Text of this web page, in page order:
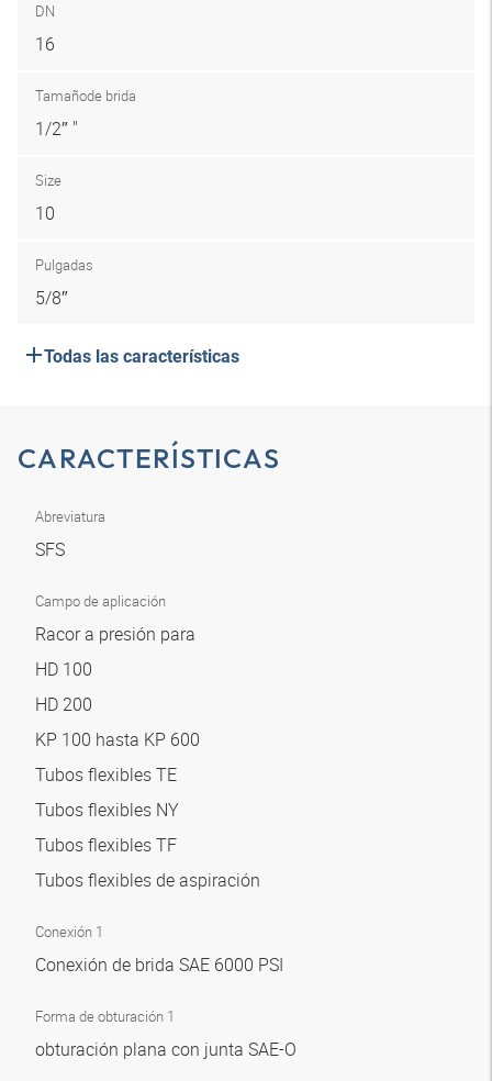
DN
16
Tamañode brida
1/2″ "
Size
10
Pulgadas
5/8″
Todas las características
CARACTERÍSTICAS
Abreviatura
SFS
Campo de aplicación
Racor a presión para
HD 100
HD 200
KP 100 hasta KP 600
Tubos flexibles TE
Tubos flexibles NY
Tubos flexibles TF
Tubos flexibles de aspiración
Conexión 1
Conexión de brida SAE 6000 PSI
Forma de obturación 1
obturación plana con junta SAE-O